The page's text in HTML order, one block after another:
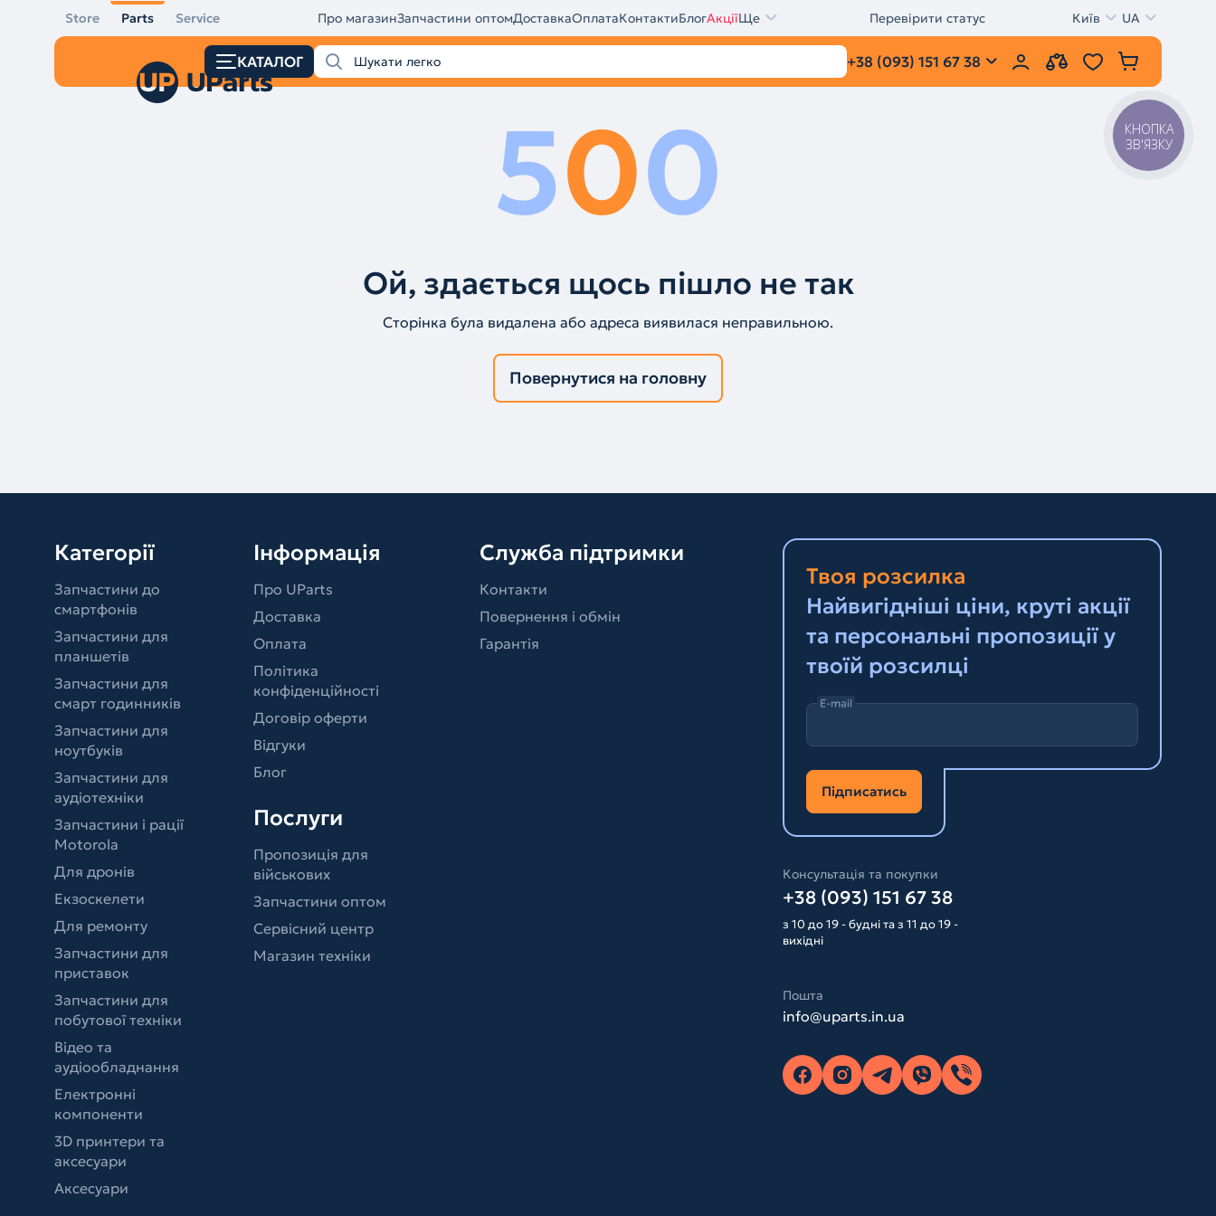
Store Parts Service Про магазинЗапчастини оптомДоставкаОплатаКонтактиБлогАкціїЩе Перевірити статус Київ UA
КАТАЛОГ +38 (093) 151 67 38
500
Ой, здається щось пішло не так
Сторінка була видалена або адреса виявилася неправильною.
Повернутися на головну
Категорії
Запчастини до
смартфонів
Запчастини для
планшетів
Запчастини для
смарт годинників
Запчастини для
ноутбуків
Запчастини для
аудіотехніки
Запчастини і рації
Motorola
Для дронів
Екзоскелети
Для ремонту
Запчастини для
приставок
Запчастини для
побутової техніки
Відео та
аудіообладнання
Електронні
компоненти
3D принтери та
аксесуари
Аксесуари
Інформація
Про UParts
Доставка
Оплата
Політика
конфіденційності
Договір оферти
Відгуки
Блог
Послуги
Пропозиція для
військових
Запчастини оптом
Сервісний центр
Магазин техніки
Служба підтримки
Контакти
Повернення і обмін
Гарантія
Твоя розсилка
Найвигідніші ціни, круті акції
та персональні пропозиції у
твоїй розсилці
E-mail
Підписатись
Консультація та покупки
+38 (093) 151 67 38
з 10 до 19 - будні та з 11 до 19 -
вихідні
Пошта
info@uparts.in.ua
КНОПКА
ЗВ'ЯЗКУ